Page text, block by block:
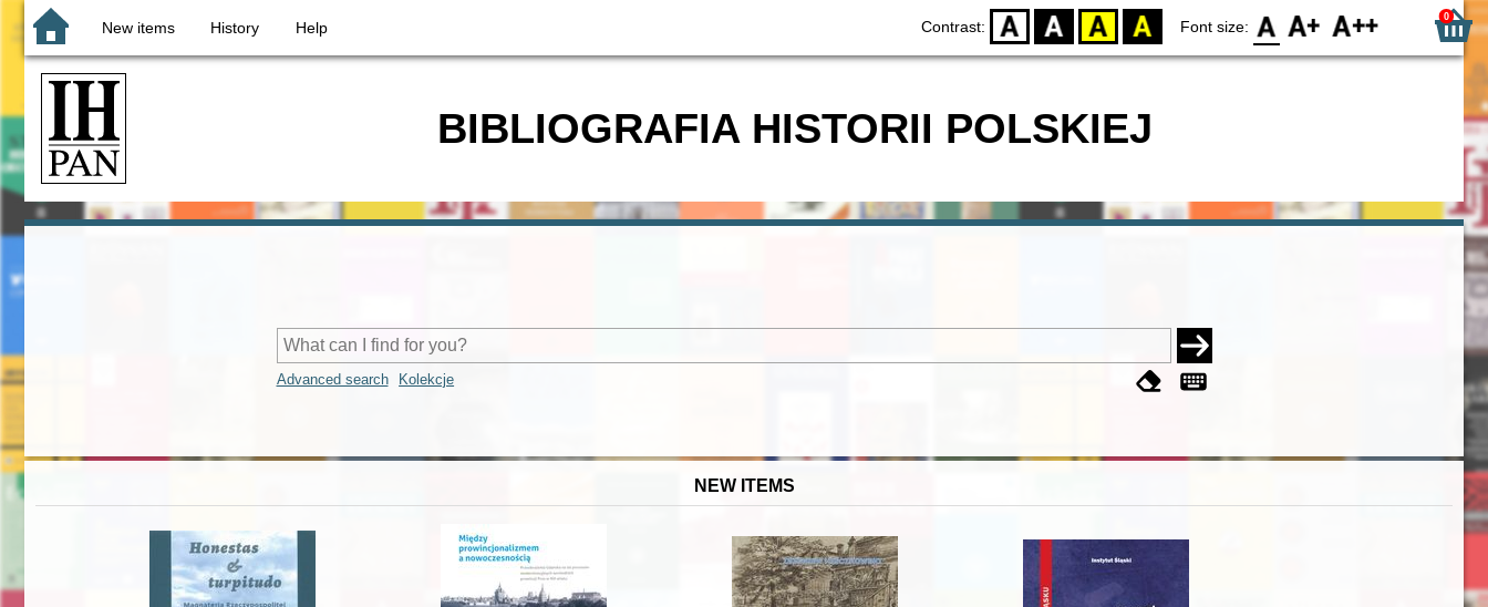
New items History Help Contrast: D BW YB BY Font size: F0 F1 F2 0
BIBLIOGRAFIA HISTORII POLSKIEJ
Advanced search Kolekcje
NEW ITEMS